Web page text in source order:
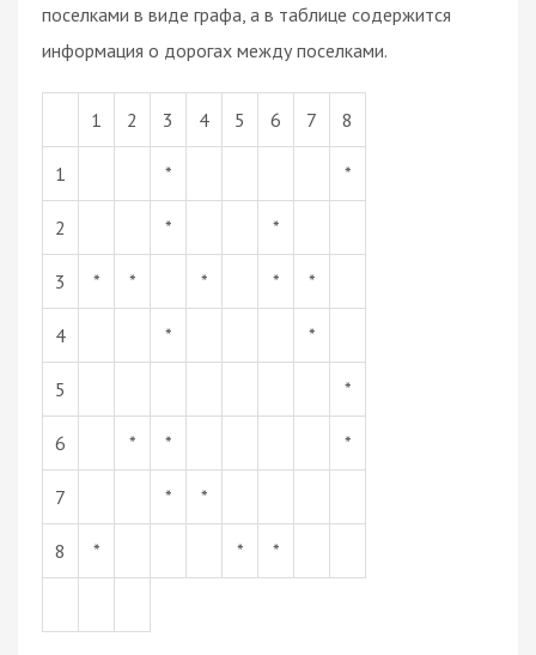
поселками в виде графа, а в таблице содержится
информация о дорогах между поселками.
1 2 3 4 5 6 7 8
1 * *
2 * *
3 * * * * *
4 * *
5 *
6 * * *
7 * *
8 * * *